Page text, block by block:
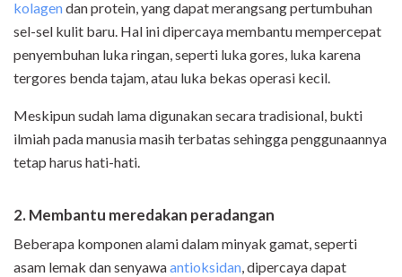
kolagendan protein, yang dapat merangsang pertumbuhan
sel-sel kulit baru. Hal ini dipercaya membantu mempercepat
penyembuhan luka ringan, seperti luka gores, luka karena
tergores benda tajam, atau luka bekas operasi kecil.
Meskipun sudah lama digunakan secara tradisional, bukti
ilmiah pada manusia masih terbatas sehingga penggunaannya
tetap harus hati-hati.
2. Membantu meredakan peradangan
Beberapa komponen alami dalam minyak gamat, seperti
asam lemak dan senyawaantioksidan, dipercaya dapat